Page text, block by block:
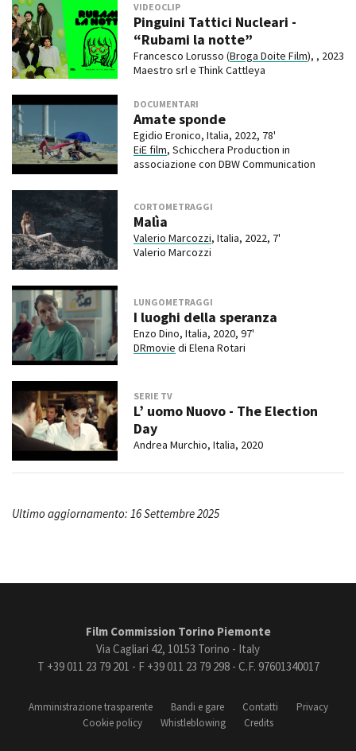
VIDEOCLIP
Pinguini Tattici Nucleari -
“Rubami la notte”
Francesco Lorusso (Broga Doite Film), , 2023
Maestro srl e Think Cattleya
DOCUMENTARI
Amate sponde
Egidio Eronico, Italia, 2022, 78'
EiE film, Schicchera Production in
associazione con DBW Communication
CORTOMETRAGGI
Malìa
Valerio Marcozzi, Italia, 2022, 7'
Valerio Marcozzi
LUNGOMETRAGGI
I luoghi della speranza
Enzo Dino, Italia, 2020, 97'
DRmovie di Elena Rotari
SERIE TV
L’ uomo Nuovo - The Election
Day
Andrea Murchio, Italia, 2020
Ultimo aggiornamento: 16 Settembre 2025
Film Commission Torino Piemonte
Via Cagliari 42, 10153 Torino - Italy
T +39 011 23 79 201 - F +39 011 23 79 298 - C.F. 97601340017
Amministrazione trasparente Bandi e gare Contatti
Privacy
Cookie policy
Whistleblowing Credits